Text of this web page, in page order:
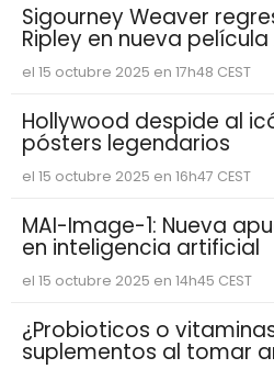
Sigourney Weaver
Ripley en nueva película
el 15 octubre 2025 en 17h48 CEST
Hollywood despide al
pósters legendarios
el 15 octubre 2025 en 16h47 CEST
MAI-Image-1: Nueva
en inteligencia artificial
el 15 octubre 2025 en 14h45 CEST
¿Probioticos o
suplementos al tomar